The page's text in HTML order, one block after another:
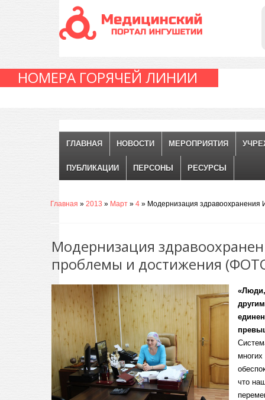
НОМЕРА ГОРЯЧЕЙ ЛИНИИ
ГЛАВНАЯ НОВОСТИ МЕРОПРИЯТИЯ
ПУБЛИКАЦИИ ПЕРСОНЫ РЕСУРСЫ
Главная » 2013 » Март » 4 » Модернизация
Модернизация
проблемы и достижения
что